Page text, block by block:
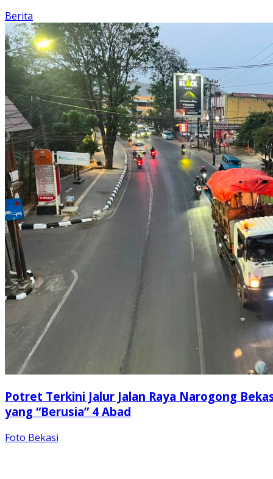
Berita
Potret Terkini Jalur Jalan Raya Narogong
yang “Berusia” 4 Abad
Foto Bekasi